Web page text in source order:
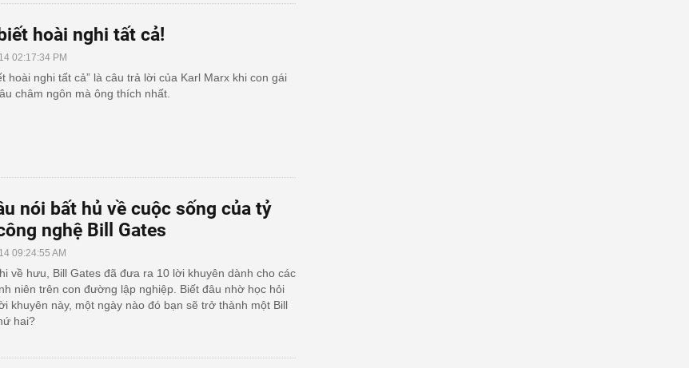
hoài nghi tất cả!
02:17:34 PM
hoài nghi tất cả” là câu trả lời của Karl Marx khi con gái
châm ngôn mà ông thích nhất.
nói bất hủ về cuộc sống của tỷ
nghệ Bill Gates
09:24:55 AM
về hưu, Bill Gates đã đưa ra 10 lời khuyên dành cho các
niên trên con đường lập nghiệp. Biết đâu nhờ học hỏi
khuyên này, một ngày nào đó bạn sẽ trở thành một Bill
hai?